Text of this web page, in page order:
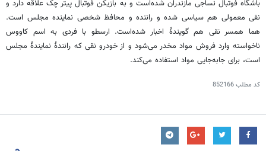
باشگاه فوتبال نساجی مازندران شده‌است و به بازیکن فوتبال پیتر چک علاقه دارد و
نقی معمولی هم سیاسی شده و راننده و محافظ شخصی نماینده مجلس است.
هما همسر نقی هم گویندهٔ اخبار شده‌است. ارسطو با فردی به اسم کاووس
ناخواسته وارد فروش مواد مخدر می‌شود و از خودرو نقی که رانندهٔ نمایندهٔ مجلس
است، برای جابه‌جایی مواد استفاده می‌کند.
کد مطلب852166